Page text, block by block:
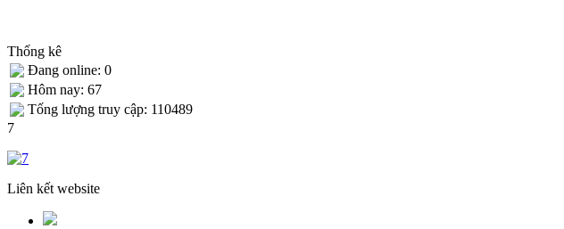
Thống kê
Đang online: 0
Hôm nay: 67
Tống lượng truy cập: 110489
7
Liên kết website